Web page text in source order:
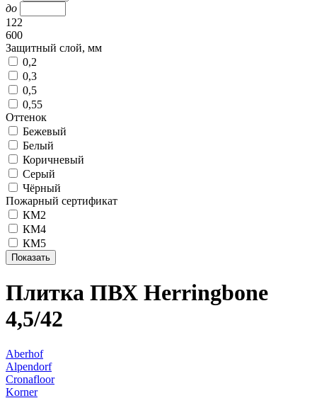
до
122
600
Защитный слой, мм
0,2
0,3
0,5
0,55
Оттенок
Бежевый
Белый
Коричневый
Серый
Чёрный
Пожарный сертификат
КМ2
КМ4
КМ5
Плитка ПВХ Herringbone
4,5/42
Aberhof
Alpendorf
Cronafloor
Korner